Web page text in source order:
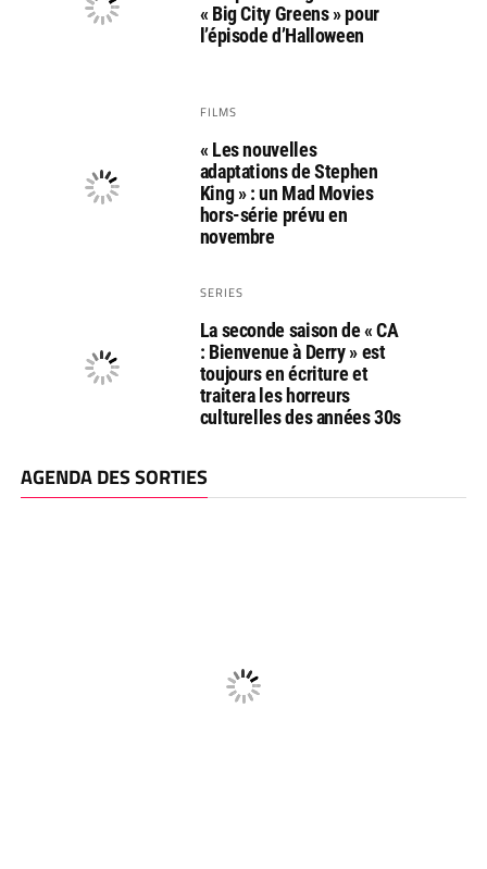
« Big City Greens » pour
l’épisode d’Halloween
FILMS
« Les nouvelles
adaptations de Stephen
King » : un Mad Movies
hors-série prévu en
novembre
SERIES
La seconde saison de « CA
: Bienvenue à Derry » est
toujours en écriture et
traitera les horreurs
culturelles des années 30s
AGENDA DES SORTIES